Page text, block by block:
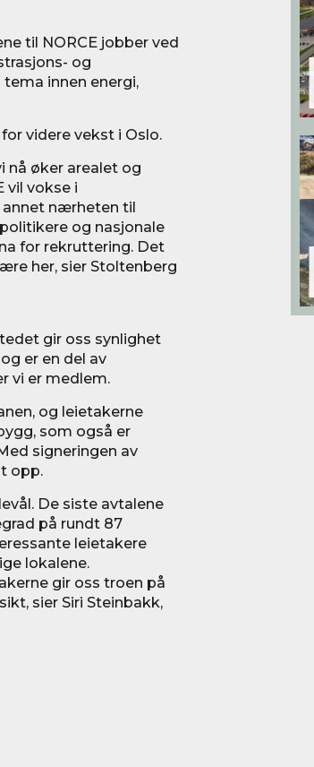
til NORCE jobber ved
og
innen energi,
videre vekst i Oslo.
nå øker arealet og
vil vokse i
annet nærheten til
og nasjonale
for rekruttering. Det
her, sier Stoltenberg
gir oss synlighet
er en del av
vi er medlem.
og leietakerne
som også er
signeringen av
opp.
De siste avtalene
på rundt 87
leietakere
lokalene.
gir oss troen på
sier Siri Steinbakk,